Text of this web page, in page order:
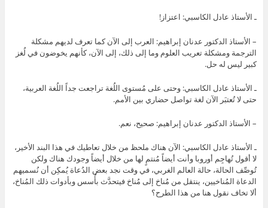
ـ الأستاذ عادل الكاسبي: اعتزاز!
– الأستاذ الدكتور عدنان إبراهيم: العرب إلى الآن كما تعرف لديهم مشكلة
الترجمة ومشكلة تعريب العلوم وما إلى ذلك، إلى الآن، كأنهم يخوضون في لُغز
كبير ليس له حل.
ـ الأستاذ عادل الكاسبي: وحتى على مُستوى اللُغة تراجعت جداً اللُغة العربية،
حتى لا تُعتبَر الآن لغة تواصل حضاري بين الأمم.
– الأستاذ الدكتور عدنان إبراهيم: صحيح، نعم.
ـ الأستاذ عادل الكاسبي: الآن هناك ملحظ من خلال تعاطيك في هذا البند الأخير،
لا أقول تُهاجِم أوروبا وأنت أيضاً مُنتمٍ لها من خلال أيضاً وجودك هناك ولكن
تُوصِّف الحالة، حالة العالم الغربي، في وقت نجد بعض الدُعاة يُمكِن أن نُسميهم
الدعاة المُناخيين، ينتقل من مُناخ إلى مُناخ فيتحدَّث بأُسس وبأدوات ذلك المُناخ،
ألا تخاف نقول هنا من هذا الطرح؟